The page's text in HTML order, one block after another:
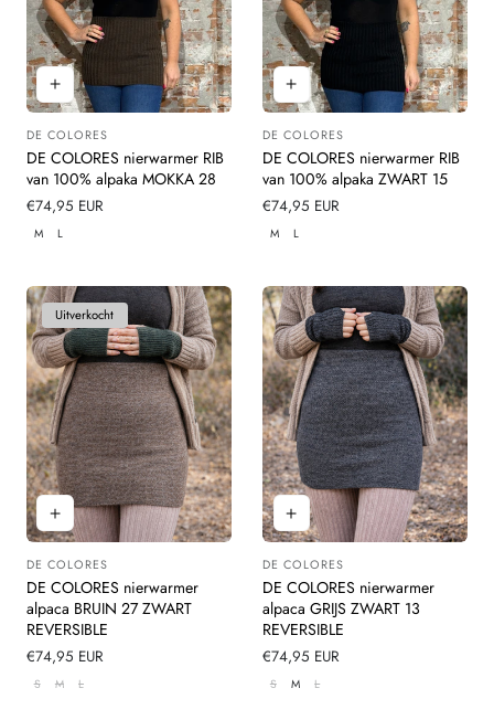
Leverancier:
DE COLORES
DE COLORES nierwarmer RIB
van 100% alpaka MOKKA 28
Normale
prijs
€74,95 EUR
M L
Leverancier:
DE COLORES
DE COLORES nierwarmer RIB
van 100% alpaka ZWART 15
Normale
prijs
€74,95 EUR
M L
Uitverkocht
Leverancier:
DE COLORES
DE COLORES nierwarmer
alpaca BRUIN 27 ZWART
REVERSIBLE
Normale
prijs
€74,95 EUR
S M L
Leverancier:
DE COLORES
DE COLORES nierwarmer
alpaca GRIJS ZWART 13
REVERSIBLE
Normale
prijs
€74,95 EUR
S M L